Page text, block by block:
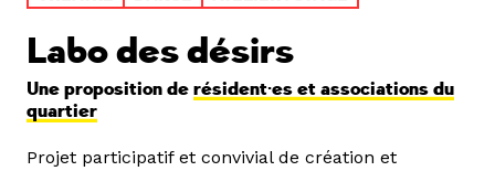
Labo des désirs
Une proposition de résident·es et associations du
quartier
Projet participatif et convivial de création et